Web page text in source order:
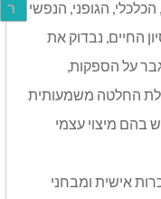
ר
הגופני, הנפשי
החיים, נבדוק את
על הספקות,
החלטה משמעותית
בהם מיצוי עצמי
אישית ומבחני